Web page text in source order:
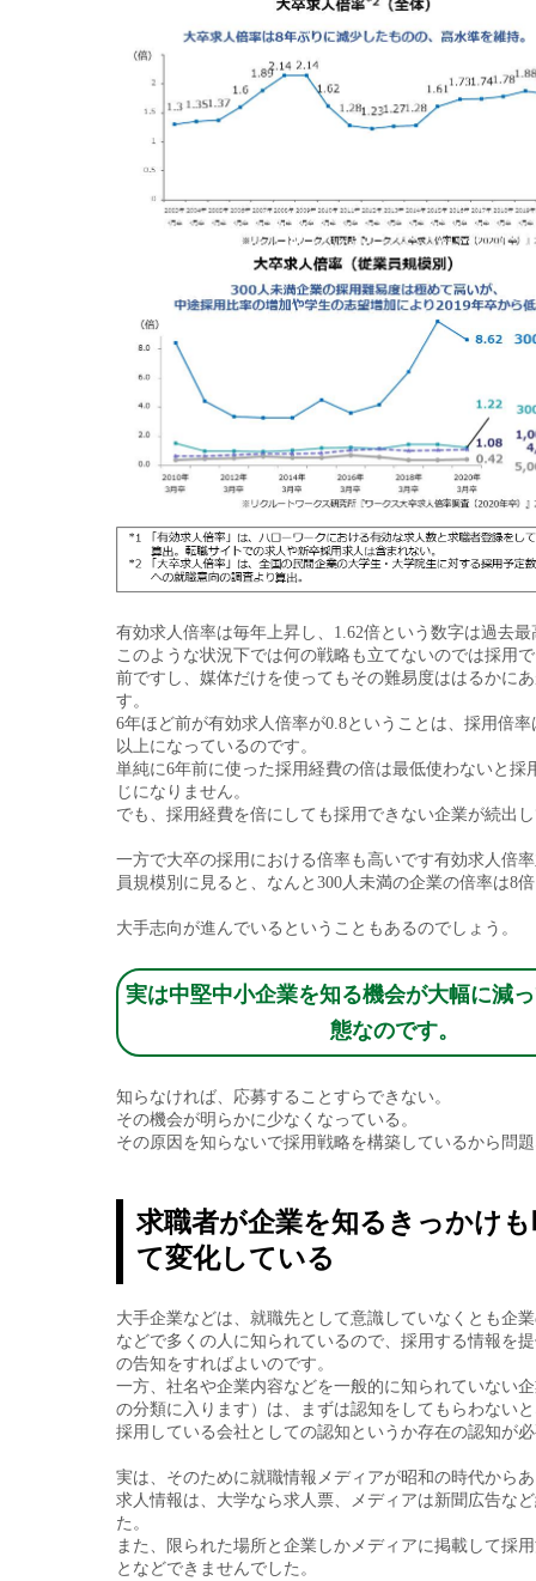
有効求人倍率は毎年上昇し、1.62倍という数字は過去
このような状況下では何の戦略も立てないのでは採用
前ですし、媒体だけを使ってもその難易度ははるかに
す。
6年ほど前が有効求人倍率が0.8ということは、採用倍
以上になっているのです。
単純に6年前に使った採用経費の倍は最低使わないと採
じになりません。
でも、採用経費を倍にしても採用できない企業が続出
一方で大卒の採用における倍率も高いです有効求人倍
員規模別に見ると、なんと300人未満の企業の倍率は8
大手志向が進んでいるということもあるのでしょう。
実は中堅中小企業を知る機会が大幅に減
態なのです。
知らなければ、応募することすらできない。
その機会が明らかに少なくなっている。
その原因を知らないで採用戦略を構築しているから問
求職者が企業を知るきっかけ
て変化している
大手企業などは、就職先として意識していなくとも企
などで多くの人に知られているので、採用する情報を
の告知をすればよいのです。
一方、社名や企業内容などを一般的に知られていない
の分類に入ります）は、まずは認知をしてもらわない
採用している会社としての認知というか存在の認知が
実は、そのために就職情報メディアが昭和の時代から
求人情報は、大学なら求人票、メディアは新聞広告な
た。
また、限られた場所と企業しかメディアに掲載して採
となどできませんでした。